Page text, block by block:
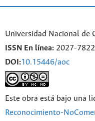
Universidad Nacional de
ISSN En línea: 2027-7822
DOI:10.15446/aoc
Este obra está bajo una
Reconocimiento-